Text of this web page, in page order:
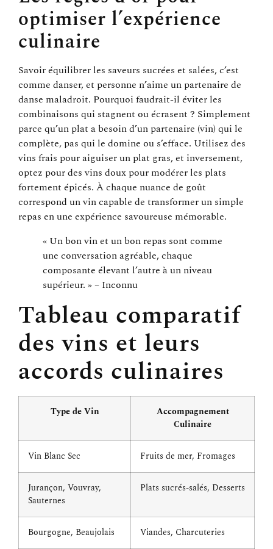
optimiser l’expérience
culinaire
Savoir équilibrer les saveurs sucrées et salées, c’est
comme danser, et personne n’aime un partenaire de
danse maladroit. Pourquoi faudrait-il éviter les
combinaisons qui stagnent ou écrasent ? Simplement
parce qu’un plat a besoin d’un partenaire (vin) qui le
complète, pas qui le domine ou s’efface. Utilisez des
vins frais pour aiguiser un plat gras, et inversement,
optez pour des vins doux pour modérer les plats
fortement épicés. À chaque nuance de goût
correspond un vin capable de transformer un simple
repas en une expérience savoureuse mémorable.
« Un bon vin et un bon repas sont comme
une conversation agréable, chaque
composante élevant l’autre à un niveau
supérieur. » – Inconnu
Tableau comparatif
des vins et leurs
accords culinaires
Type de Vin
Accompagnement
Culinaire
Vin Blanc Sec Fruits de mer, Fromages
Jurançon, Vouvray,
Sauternes
Plats sucrés-salés, Desserts
Bourgogne, Beaujolais Viandes, Charcuteries